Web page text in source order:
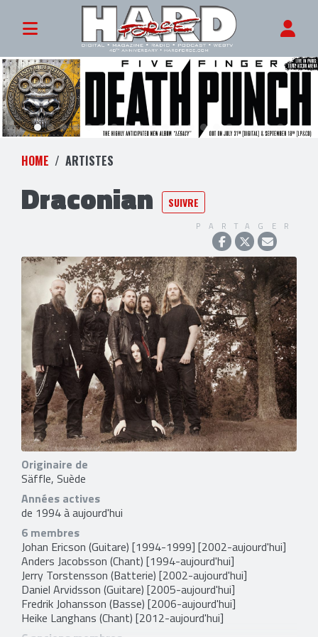
HOME ARTISTES
Draconian SUIVRE
PARTAGER
Originaire de
Säffle, Suède
Années actives
de 1994 à aujourd'hui
6 membres
Johan Ericson (Guitare) [1994-1999] [2002-aujourd'hui]
Anders Jacobsson (Chant) [1994-aujourd'hui]
Jerry Torstensson (Batterie) [2002-aujourd'hui]
Daniel Arvidsson (Guitare) [2005-aujourd'hui]
Fredrik Johansson (Basse) [2006-aujourd'hui]
Heike Langhans (Chant) [2012-aujourd'hui]